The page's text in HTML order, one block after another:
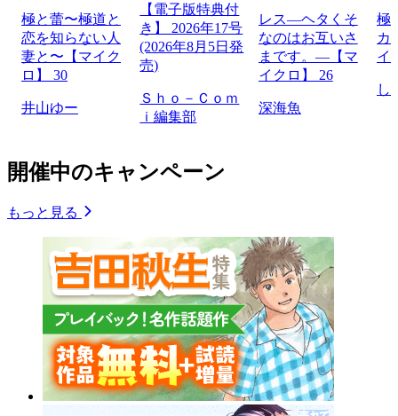
極と蕾〜極道と
恋を知らない人
妻と〜【マイク
ロ】 30
井山ゆー
【電子版特典付
き】 2026年17号
(2026年8月5日発
売)
Ｓｈｏ－Ｃｏｍ
ｉ編集部
レス―ヘタくそ
なのはお互いさ
まです。―【マ
イクロ】 26
深海魚
極
カ
イ
し
開催中のキャンペーン
もっと見る